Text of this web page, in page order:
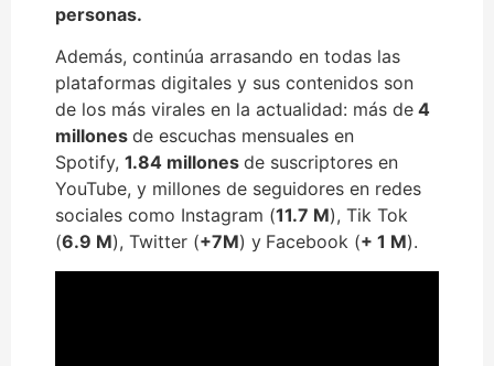
personas.
Además, continúa arrasando en todas las
plataformas digitales y sus contenidos son
de los más virales en la actualidad: más de 4
millones de escuchas mensuales en
Spotify, 1.84 millones de suscriptores en
YouTube, y millones de seguidores en redes
sociales como Instagram (11.7 M), Tik Tok
(6.9 M), Twitter (+7M) y Facebook (+ 1 M).